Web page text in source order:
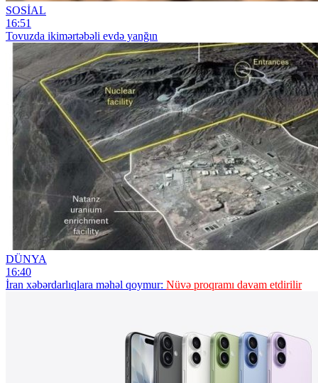
SOSİAL
16:51
Tovuzda ikimərtəbəli evdə yanğın
DÜNYA
16:40
İran xəbərdarlıqlara məhəl qoymur: Nüvə proqramı davam etdirilir